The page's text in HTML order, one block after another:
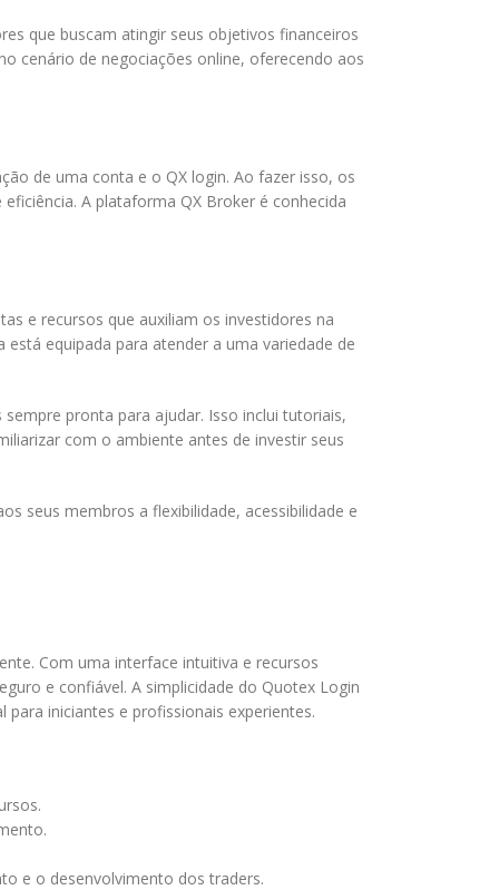
que buscam atingir seus objetivos financeiros
cenário de negociações online, oferecendo aos
de uma conta e o QX login. Ao fazer isso, os
A plataforma QX Broker é conhecida
e recursos que auxiliam os investidores na
equipada para atender a uma variedade de
pronta para ajudar. Isso inclui tutoriais,
com o ambiente antes de investir seus
seus membros a flexibilidade, acessibilidade e
Com uma interface intuitiva e recursos
e confiável. A simplicidade do Quotex Login
iniciantes e profissionais experientes.
e o desenvolvimento dos traders.